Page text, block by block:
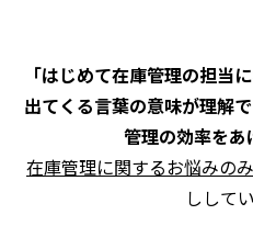
「はじめて在庫管理の担当
出てくる言葉の意味が理解
管理の効率をあ
在庫管理に関するお悩みの
しして